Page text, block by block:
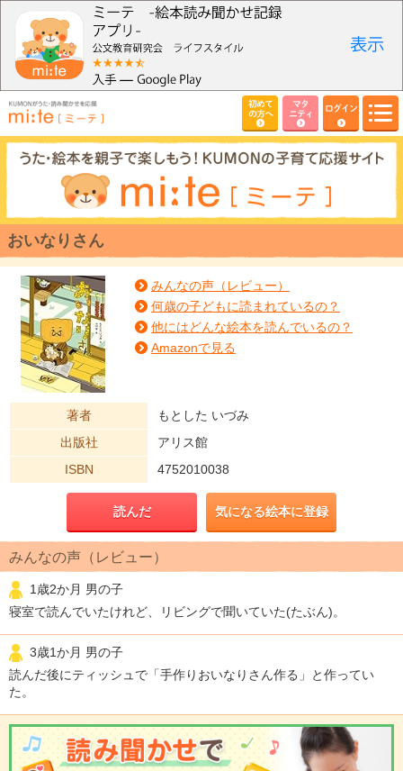
初めて
の方へ
マタ
ニティ
ログイン
おいなりさん
みんなの声（レビュー）
何歳の子どもに読まれているの？
他にはどんな絵本を読んでいるの？
Amazonで見る
著者
もとした いづみ
出版社
アリス館
ISBN
4752010038
読んだ 気になる絵本に登録
みんなの声（レビュー）
1歳2か月 男の子
寝室で読んでいたけれど、リビングで聞いていた(たぶん)。
3歳1か月 男の子
読んだ後にティッシュで「手作りおいなりさん作る」と作ってい
た。